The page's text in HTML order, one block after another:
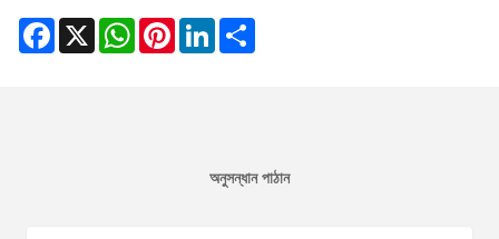
Facebook
X WhatsAppPinterestLinkedIn
অনুসন্ধান পাঠান